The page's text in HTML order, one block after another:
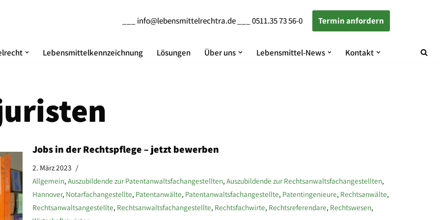
info@lebensmittelrechtra.de 0511.35 73 56-0 Termin anfordern
Lebensmittelkennzeichnung Lösungen Über uns Lebensmittel-News Kontakt
Jobs in der Rechtspflege – jetzt bewerben
2. März 2023
Allgemein, Auszubildende zur Patentanwaltsfachangestellten, Auszubildende zur Rechtsanwaltsfachangestellten,
Hannover, Notarfachangestellte, Patentanwälte, Patentanwaltsfachangestellte, Patentingenieure, Rechtsanwälte,
Rechtsanwaltsangestellte, Rechtsanwaltsfachangestellte, Rechtsfachwirte, Rechtsreferendare, Rechtswesen,